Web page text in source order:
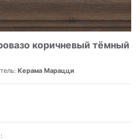
коричневый тёмный
Керама Марацци